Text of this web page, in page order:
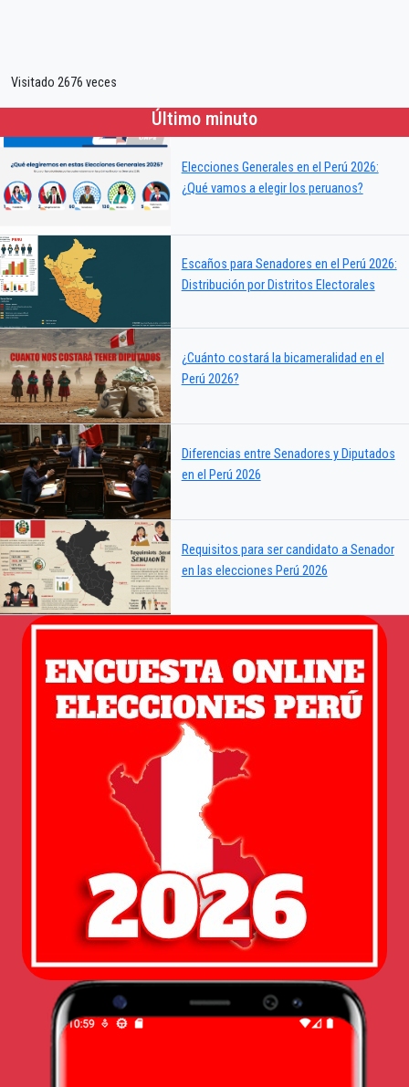
Visitado 2676 veces
Último minuto
Elecciones Generales en el Perú 2026:
¿Qué vamos a elegir los peruanos?
Escaños para Senadores en el Perú 2026:
Distribución por Distritos Electorales
¿Cuánto costará la bicameralidad en el
Perú 2026?
Diferencias entre Senadores y Diputados
en el Perú 2026
Requisitos para ser candidato a Senador
en las elecciones Perú 2026